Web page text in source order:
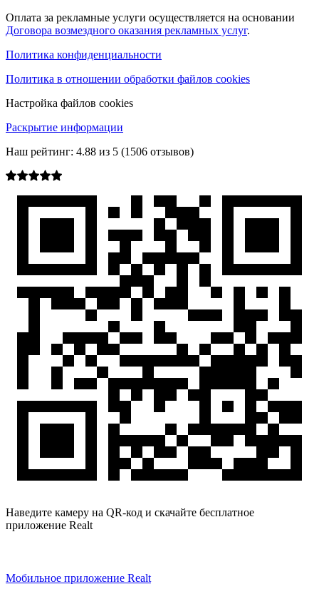
Оплата за рекламные услуги осуществляется на основании
Договора возмездного оказания рекламных услуг.
Политика конфиденциальности
Политика в отношении обработки файлов cookies
Настройка файлов cookies
Раскрытие информации
Наш рейтинг: 4.88 из 5 (1506 отзывов)
Наведите камеру на QR-код и скачайте бесплатное
приложение Realt
Мобильное приложение Realt